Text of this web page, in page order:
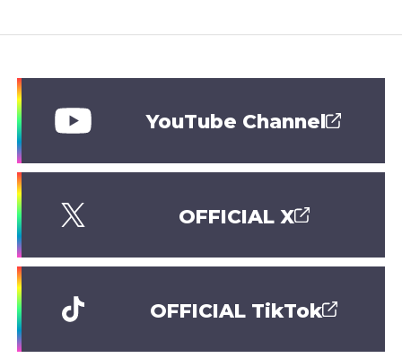
YouTube Channel
OFFICIAL X
OFFICIAL TikTok